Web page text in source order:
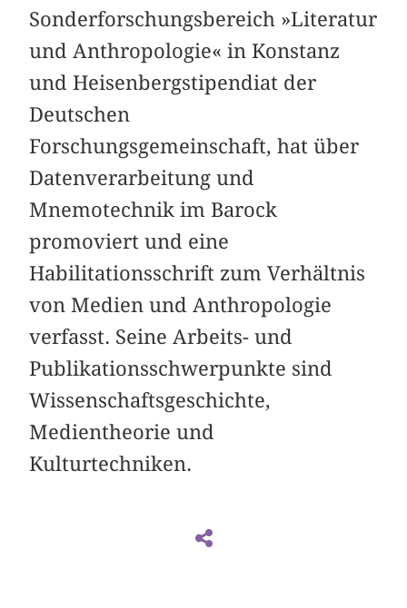
Sonderforschungsbereich »Literatur
und Anthropologie« in Konstanz
und Heisenbergstipendiat der
Deutschen
Forschungsgemeinschaft, hat über
Datenverarbeitung und
Mnemotechnik im Barock
promoviert und eine
Habilitationsschrift zum Verhältnis
von Medien und Anthropologie
verfasst. Seine Arbeits- und
Publikationsschwerpunkte sind
Wissenschaftsgeschichte,
Medientheorie und
Kulturtechniken.